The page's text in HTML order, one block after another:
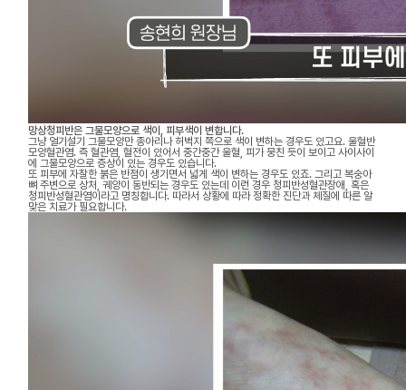
망상청피반은 그물모양으로 색이, 피부색이 변합니다.
그냥 얼기설기 그물모양만 종아리나 허벅지 쪽으로 색이 변하는 경우도 있고요. 울혈반
모양혈관염. 즉 혈관염, 혈전이 있어서 중간중간 울혈, 피가 뭉친 듯이 보이고 사이사이
에 그물모양으로 증상이 있는 경우도 있습니다.
또 피부에 자잘한 붉은 반점이 생기면서 넓게 색이 변하는 경우도 있죠. 그리고 복숭아
뼈 주변으로 상처, 궤양이 동반되는 경우도 있는데 이런 경우 청피반성혈관장애, 혹은
청피반성혈관염이라고 명칭합니다. 따라서 상황에 따라 정확한 진단과 체질에 따른 알
맞은 치료가 필요합니다.